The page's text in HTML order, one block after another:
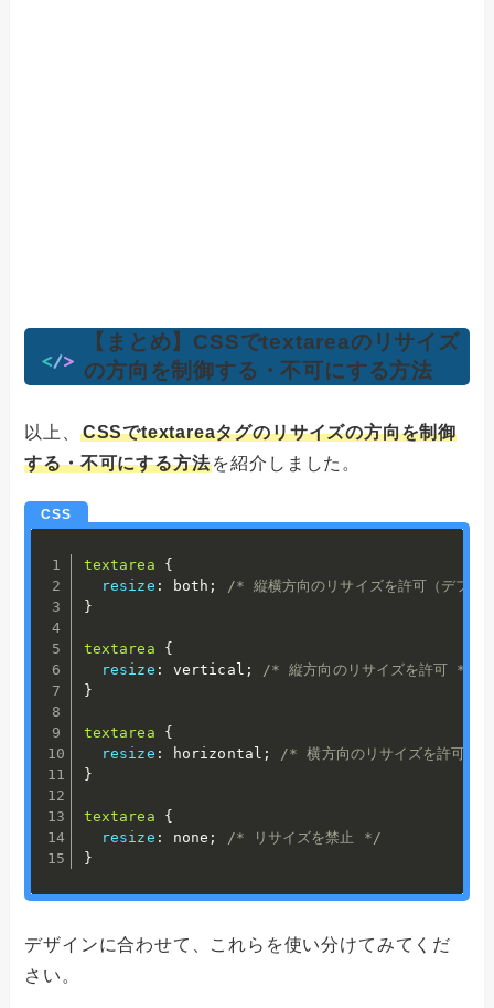
【まとめ】CSSでtextareaのリサイズ
の方向を制御する・不可にする方法
以上、
CSSでtextareaタグのリサイズの方向を制御
する・不可にする方法 を紹介しました。
textarea
{
resize : both ;
/* 縦横方向のリサイズを許可（デフ
}
textarea
{
resize : vertical ;
/* 縦方向のリサイズを許可 */
}
textarea
{
resize : horizontal ;
/* 横方向のリサイズを許可 */
}
textarea
{
resize : none ;
/* リサイズを禁止 */
}
デザインに合わせて、これらを使い分けてみてくだ
さい。